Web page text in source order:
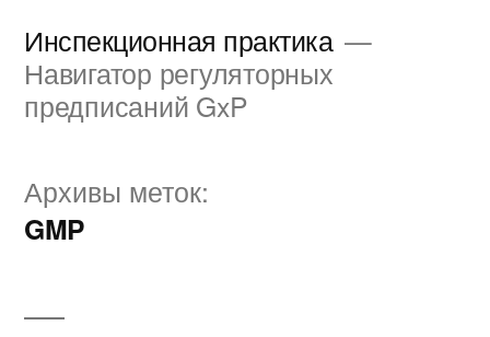
содержимому
Инспекционная практика
Навигатор регуляторных
предписаний GxP
Архивы меток:
GMP